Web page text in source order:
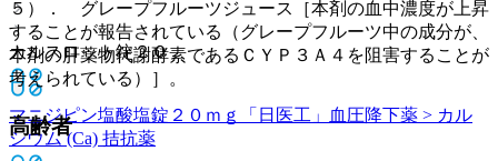
カルスロット錠２０
マニジピン塩酸塩錠２０ｍｇ「日医工」
血圧降下薬 > カル
シウム (Ca) 拮抗薬
５）． グレープフルーツジュース［本剤の血中濃度が上昇
することが報告されている（グレープフルーツ中の成分が、
本剤の肝薬物代謝酵素であるＣＹＰ３Ａ４を阻害することが
考えられている）］。
高齢者